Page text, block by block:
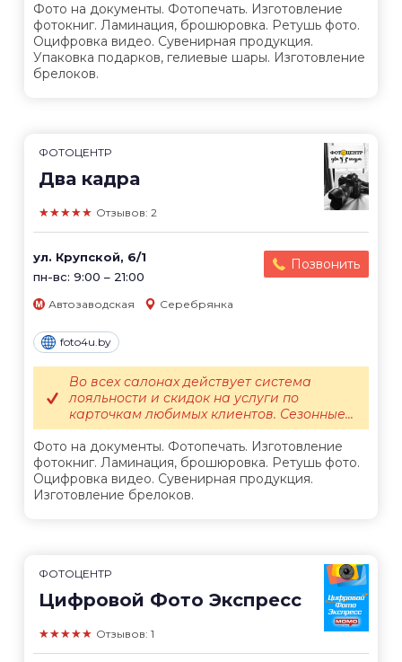
Фото на документы. Фотопечать. Изготовление
фотокниг. Ламинация, брошюровка. Ретушь фото.
Оцифровка видео. Сувенирная продукция.
Упаковка подарков, гелиевые шары. Изготовление
брелоков.
ФОТОЦЕНТР
Два кадра
★★★★★ Отзывов: 2
ул. Крупской, 6/1
пн-вс: 9:00 – 21:00
Позвонить
Автозаводская Серебрянка
foto4u.by
Фото на документы. Фотопечать. Изготовление
фотокниг. Ламинация, брошюровка. Ретушь фото.
Оцифровка видео. Сувенирная продукция.
Изготовление брелоков.
Во всех салонах действует система
лояльности и скидок на услуги по
карточкам любимых клиентов. Сезонные...
ФОТОЦЕНТР
Цифровой Фото Экспресс
★★★★★ Отзывов: 1